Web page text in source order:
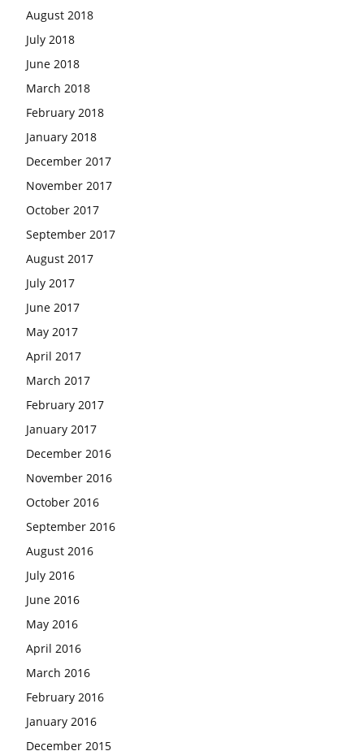
August 2018
July 2018
June 2018
March 2018
February 2018
January 2018
December 2017
November 2017
October 2017
September 2017
August 2017
July 2017
June 2017
May 2017
April 2017
March 2017
February 2017
January 2017
December 2016
November 2016
October 2016
September 2016
August 2016
July 2016
June 2016
May 2016
April 2016
March 2016
February 2016
January 2016
December 2015